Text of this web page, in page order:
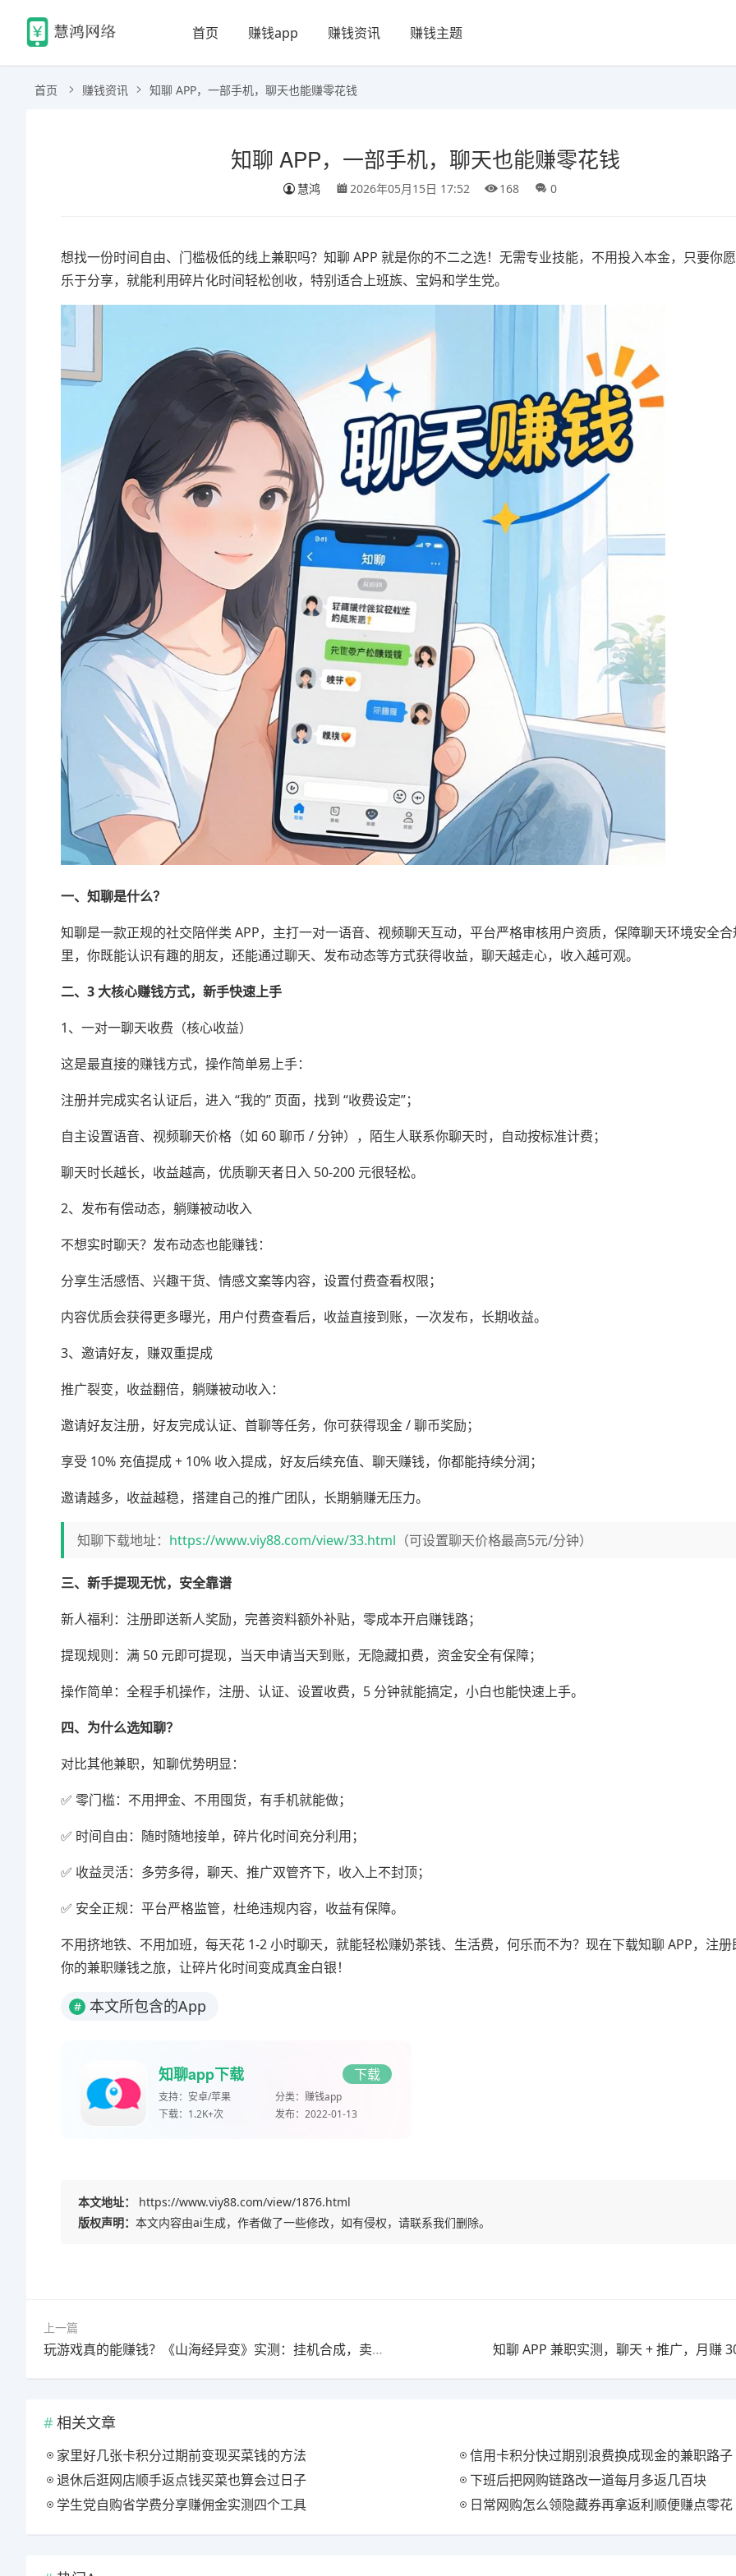
首页 赚钱app 赚钱资讯 赚钱主题
首页 赚钱资讯 知聊 APP，一部手机，聊天也能赚零花钱
知聊 APP，一部手机，聊天也能赚零花钱
慧鸿 2026年05月15日 17:52 168 0
想找一份时间自由、门槛极低的线上兼职吗？知聊 APP 就是你的不二之选！无需专业技能，不用投入本金，只要你
乐于分享，就能利用碎片化时间轻松创收，特别适合上班族、宝妈和学生党。
一、知聊是什么？
知聊是一款正规的社交陪伴类 APP，主打一对一语音、视频聊天互动，平台严格审核用户资质，保障聊天环境安全
里，你既能认识有趣的朋友，还能通过聊天、发布动态等方式获得收益，聊天越走心，收入越可观。
二、3 大核心赚钱方式，新手快速上手
1、一对一聊天收费（核心收益）
这是最直接的赚钱方式，操作简单易上手：
注册并完成实名认证后，进入 “我的” 页面，找到 “收费设定”；
自主设置语音、视频聊天价格（如 60 聊币 / 分钟），陌生人联系你聊天时，自动按标准计费；
聊天时长越长，收益越高，优质聊天者日入 50-200 元很轻松。
2、发布有偿动态，躺赚被动收入
不想实时聊天？发布动态也能赚钱：
分享生活感悟、兴趣干货、情感文案等内容，设置付费查看权限；
内容优质会获得更多曝光，用户付费查看后，收益直接到账，一次发布，长期收益。
3、邀请好友，赚双重提成
推广裂变，收益翻倍，躺赚被动收入：
邀请好友注册，好友完成认证、首聊等任务，你可获得现金 / 聊币奖励；
享受 10% 充值提成 + 10% 收入提成，好友后续充值、聊天赚钱，你都能持续分润；
邀请越多，收益越稳，搭建自己的推广团队，长期躺赚无压力。
知聊下载地址： https://www.viy88.com/view/33.html （可设置聊天价格最高5元/分钟）
三、新手提现无忧，安全靠谱
新人福利：注册即送新人奖励，完善资料额外补贴，零成本开启赚钱路；
提现规则：满 50 元即可提现，当天申请当天到账，无隐藏扣费，资金安全有保障；
操作简单：全程手机操作，注册、认证、设置收费，5 分钟就能搞定，小白也能快速上手。
四、为什么选知聊？
对比其他兼职，知聊优势明显：
✅ 零门槛：不用押金、不用囤货，有手机就能做；
✅ 时间自由：随时随地接单，碎片化时间充分利用；
✅ 收益灵活：多劳多得，聊天、推广双管齐下，收入上不封顶；
✅ 安全正规：平台严格监管，杜绝违规内容，收益有保障。
不用挤地铁、不用加班，每天花 1-2 小时聊天，就能轻松赚奶茶钱、生活费，何乐而不为？现在下载知聊 APP，注
你的兼职赚钱之旅，让碎片化时间变成真金白银！
# 本文所包含的App
知聊app下载 下载
支持： 安卓/苹果 分类： 赚钱app
下载： 1.2K+次 发布： 2022-01-13
本文地址：
https://www.viy88.com/view/1876.html
版权声明： 本文内容由ai生成，作者做了一些修改，如有侵权，请联系我们删除。
上一篇
玩游戏真的能赚钱？《山海经异变》实测：挂机合成，卖花变现 知聊 APP 兼职实测，聊天 + 推广，月赚
相关文章
家里好几张卡积分过期前变现买菜钱的方法
信用卡积分快过期别浪费换成现金的兼职路子
退休后逛网店顺手返点钱买菜也算会过日子
下班后把网购链路改一道每月多返几百块
学生党自购省学费分享赚佣金实测四个工具
日常网购怎么领隐藏券再拿返利顺便赚点零花